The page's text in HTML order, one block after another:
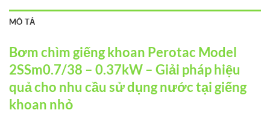
MÔ TẢ
Bơm chìm giếng khoan Perotac Model
2SSm0.7/38 – 0.37kW – Giải pháp hiệu
quả cho nhu cầu sử dụng nước tại giếng
khoan nhỏ